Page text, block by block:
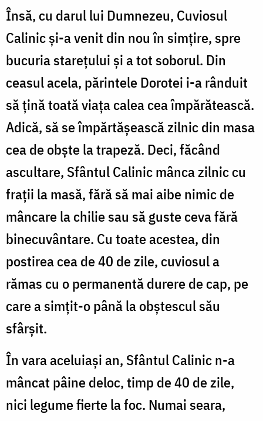
Însă, cu darul lui Dumnezeu, Cuviosul
Calinic și-a venit din nou în simțire, spre
bucuria starețului și a tot soborul. Din
ceasul acela, părintele Dorotei i-a rânduit
să țină toată viața calea cea împărătească.
Adică, să se împărtășească zilnic din masa
cea de obște la trapeză. Deci, făcând
ascultare, Sfântul Calinic mânca zilnic cu
frații la masă, fără să mai aibe nimic de
mâncare la chilie sau să guste ceva fără
binecuvântare. Cu toate acestea, din
postirea cea de 40 de zile, cuviosul a
rămas cu o permanentă durere de cap, pe
care a simțit-o până la obștescul său
sfârșit.
În vara aceluiași an, Sfântul Calinic n-a
mâncat pâine deloc, timp de 40 de zile,
nici legume fierte la foc. Numai seara,